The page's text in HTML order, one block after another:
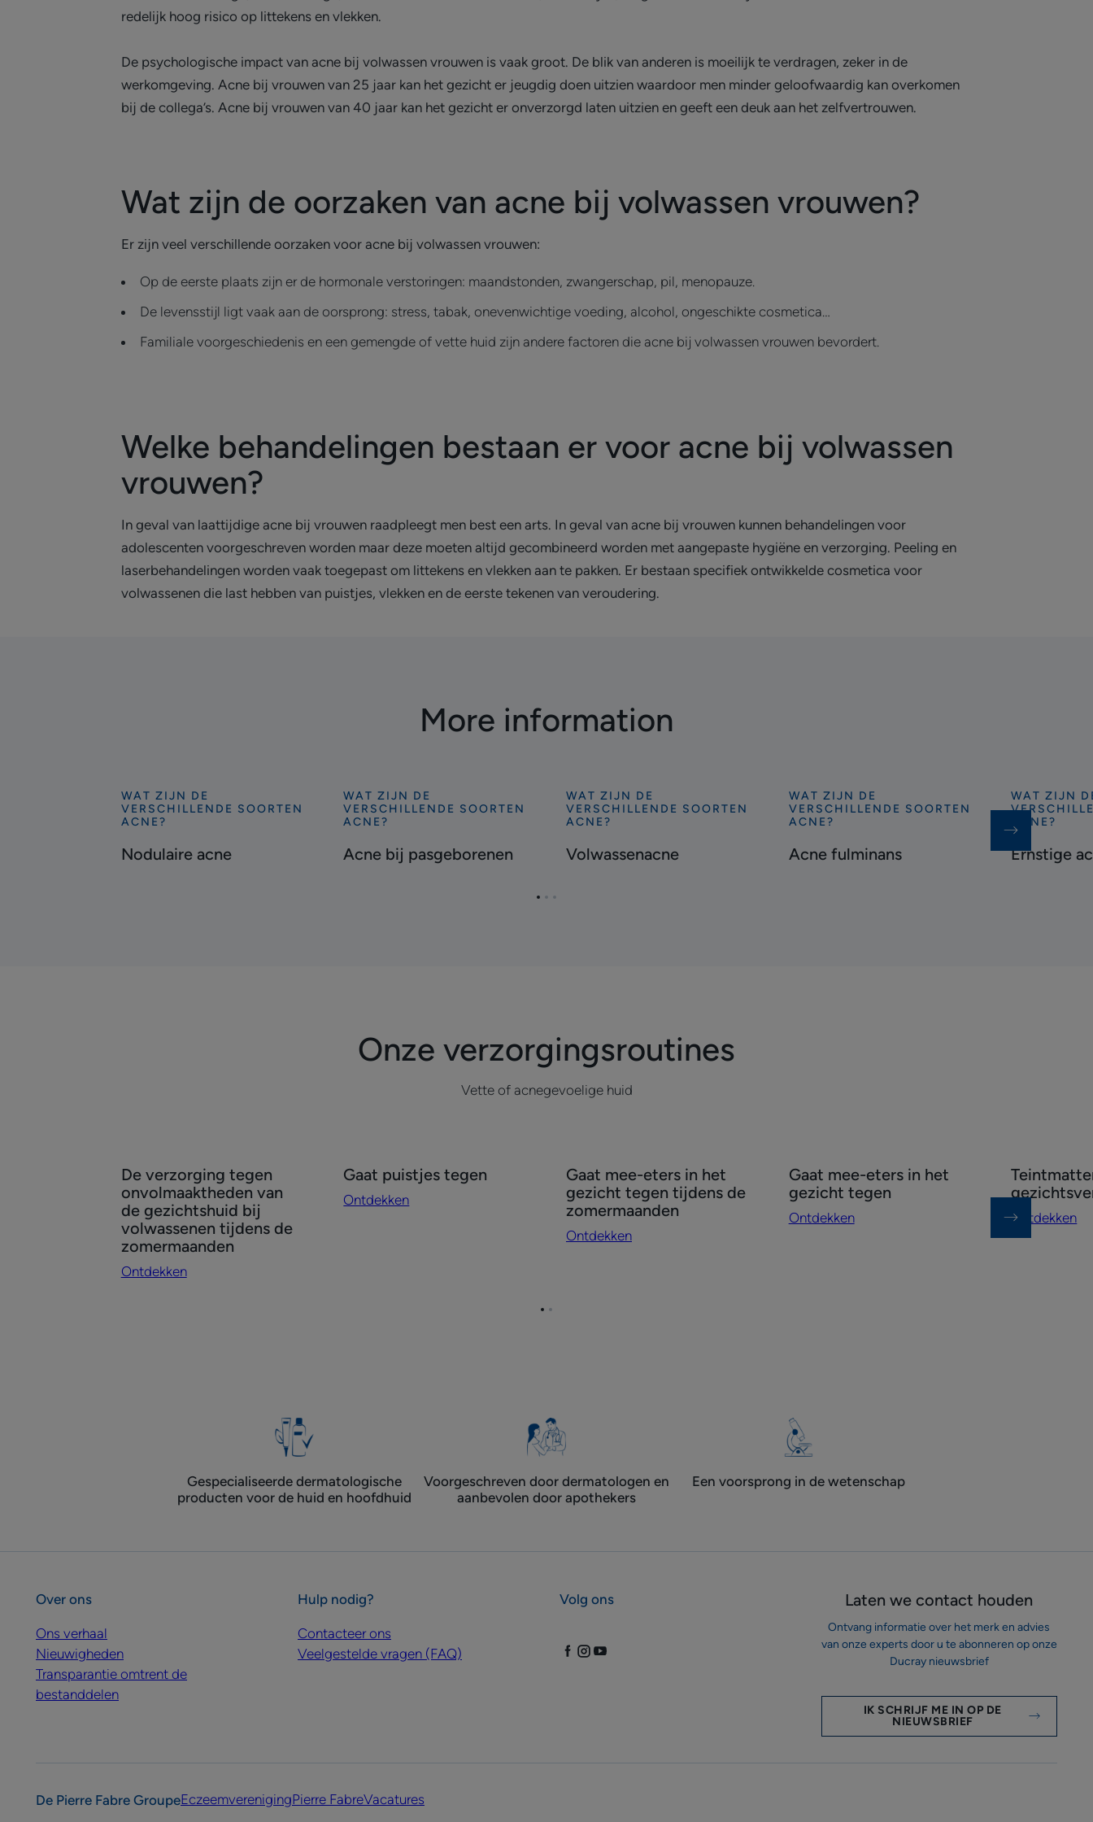
redelijk hoog risico op littekens en vlekken.
De psychologische impact van acne bij volwassen vrouwen is vaak groot. De blik van anderen is moeilijk te verdragen, zeker in de
werkomgeving. Acne bij vrouwen van 25 jaar kan het gezicht er jeugdig doen uitzien waardoor men minder geloofwaardig kan overkomen
bij de collega’s. Acne bij vrouwen van 40 jaar kan het gezicht er onverzorgd laten uitzien en geeft een deuk aan het zelfvertrouwen.
Wat zijn de oorzaken van acne bij volwassen vrouwen?
Er zijn veel verschillende oorzaken voor acne bij volwassen vrouwen:
Op de eerste plaats zijn er de hormonale verstoringen: maandstonden, zwangerschap, pil, menopauze.
De levensstijl ligt vaak aan de oorsprong: stress, tabak, onevenwichtige voeding, alcohol, ongeschikte cosmetica…
Familiale voorgeschiedenis en een gemengde of vette huid zijn andere factoren die acne bij volwassen vrouwen bevordert.
Welke behandelingen bestaan er voor acne bij volwassen
vrouwen?
In geval van laattijdige acne bij vrouwen raadpleegt men best een arts. In geval van acne bij vrouwen kunnen behandelingen voor
adolescenten voorgeschreven worden maar deze moeten altijd gecombineerd worden met aangepaste hygiëne en verzorging. Peeling en
laserbehandelingen worden vaak toegepast om littekens en vlekken aan te pakken. Er bestaan specifiek ontwikkelde cosmetica voor
volwassenen die last hebben van puistjes, vlekken en de eerste tekenen van veroudering.
More information
Ontdekken
Nodulaire
WAT ZIJN DE
VERSCHILLENDE SOORTEN
ACNE?
Nodulaire acne
Ontdekken
Acne
pasgeborenen
WAT ZIJN DE
VERSCHILLENDE SOORTEN
ACNE?
Acne bij pasgeborenen
Ontdekken
Volwassenacne
WAT ZIJN DE
VERSCHILLENDE SOORTEN
ACNE?
Volwassenacne
Ontdekken
Acne
WAT ZIJN DE
VERSCHILLENDE SOORTEN
ACNE?
Acne fulminans
Ontdekken
Ernstige
WAT ZIJN
ACNE?
Ernstige
Ga
GaGa
Onze verzorgingsroutines
Vette of acnegevoelige huid
De
verzorging
tegen
onvolmaaktheden
van
De verzorging tegen
onvolmaaktheden van
de gezichtshuid bij
volwassenen tijdens de
zomermaanden
Ontdekken
Gaat
puistjes
Gaat puistjes tegen
Ontdekken
Gaat
mee-
in
Gaat mee-eters in het
gezicht tegen tijdens de
zomermaanden
Ontdekken
Gaat
mee-
eters
Gaat mee-eters in het
gezicht tegen
Ontdekken Ontdekken
GaGa
Gespecialiseerde dermatologische
producten voor de huid en hoofdhuid
Voorgeschreven door dermatologen ​en
aanbevolen door apothekers
Een voorsprong in de wetenschap
Laten we contact houden
Ontvang informatie over het merk en advies
van onze experts door u te abonneren op onze
Ducray nieuwsbrief
IK SCHRIJF ME IN OP DE
NIEUWSBRIEF
Over ons
Ons verhaal
Nieuwigheden
Transparantie omtrent de
bestanddelen
Hulp nodig?
Contacteer ons
Veelgestelde vragen (FAQ)
Volg ons
De Pierre Fabre GroupeEczeemverenigingPierre FabreVacatures